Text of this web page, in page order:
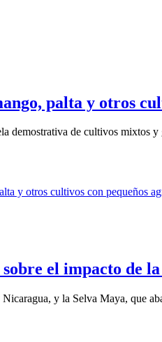
palta y otros
demostrativa de cultivos mixtos
el impacto de
y la Selva Maya, que